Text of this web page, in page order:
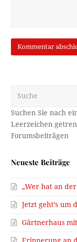
Neueste Beiträge
„Wer hat an
Jetzt geht’s um
Gärtnerhaus